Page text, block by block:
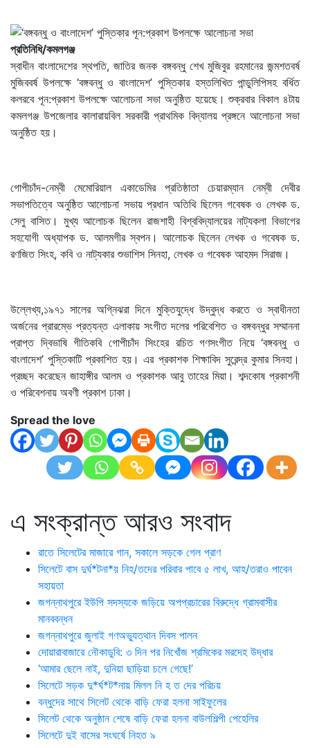
প্রতিনিধি/কমলগঞ্জ
স্বাধীন বাংলাদেশের স্থপতি, জাতির জনক বঙ্গবন্ধু শেখ মুজিবুর রহমানের জন্মশতবর্ষ
মুজিববর্ষ উপলক্ষে ‘বঙ্গবন্ধু ও বাংলাদেশ’ পুস্তিকার হস্তলিখিত পান্ডুলিপিসহ বর্ধিত
কলরবে পূন:প্রকাশ উপলক্ষে আলোচনা সভা অনুষ্ঠিত হয়েছে। শুক্রবার বিকাল ৪টায়
কমলগঞ্জ উপজেলার কালারায়বিল সরকারী প্রাথমিক বিদ্যালয় প্রঙ্গনে আলোচনা সভা
অনুষ্ঠিত হয়।
গোপীচাঁদ-নেম্বী মেমোরিয়াল একাডেমির প্রতিষ্ঠাতা চেয়ারম্যান নেম্বী দেবীর
সভাপতিত্বে অনুষ্ঠিত আলোচনা সভায় প্রধান অতিথি ছিলেন গবেষক ও লেখক ড.
সেলু বাসিত। মুখ্য আলোচক ছিলেন রাজশাহী বিশ্ববিদ্যালয়ের নাট্যকলা বিভাগের
সহযোগী অধ্যাপক ড. আলমগীর স্বপন। আলোচক ছিলেন লেখক ও গবেষক ড.
রণজিত সিংহ, কবি ও নাট্যকার শুভাশিস সিনহা, লেখক ও গবেষক আহমদ সিরাজ।
উল্লেখ্য,১৯৭১ সালের অগ্নিঝরা দিনে মুক্তিযুদ্ধে উদ্বুদ্ধ করতে ও স্বাধীনতা
অর্জনের প্রারম্ভে প্রত্যন্ত এলাকায় সংগীত দলের পরিবেশিত ও বঙ্গবন্ধুর সম্মাননা
প্রাপ্ত দ্বিভাষি গীতিকবি গোপীচাঁদ সিংহের রচিত গণসংগীত নিয়ে ‘বঙ্গবন্ধু ও
বাংলাদেশ’ পুস্তিকাটি প্রকাশিত হয়। এর প্রকাশক শিক্ষাবিদ সুরেন্দ্র কুমার সিনহা।
প্রচ্ছদ করেছেন জাহাঙ্গীর আলম ও প্রকাশক আবু তাহের মিয়া। শব্দকোষ প্রকাশনী
ও পরিবেশনায় অবণী প্রকাশ ঢাকা।
Spread the love
এ সংক্রান্ত আরও সংবাদ
রাতে সিলেটের মাজারে গান, সকালে সড়কে গেল প্রাণ
সিলেটে বাস দুর্ঘ*টনা*য় নিহ/তদের পরিবার পাবে ৫ লাখ, আহ/তরাও পাবেন
সহায়তা
জগন্নাথপুরে ইউপি সদস্যকে জড়িয়ে অপপ্রচারের বিরুদ্ধে গ্রামবাসীর
মানববন্ধন
জগন্নাথপুরে জুলাই গণঅভ্যুত্থান দিবস পালন
দোয়ারাবাজারে নৌকাডুবি: ৩ দিন পর নিখোঁজ শ্রমিকের মরদেহ উদ্ধার
‘আমার ছেলে নাই, দুনিয়া ছাড়িয়া চলে গেছে!’
সিলেটে সড়ক দু*র্ঘ*ট*নায় মিলল নি হ ত দের পরিচয়
বন্ধুদের সাথে সিলেট থেকে বাড়ি ফেরা হলনা সাইফুলের
সিলেট থেকে অনুষ্ঠান শেষে বাড়ি ফেরা হলনা বাউলশিল্পী পেহেলির
সিলেটে দুই বাসের সংঘর্ষে নিহত ৯